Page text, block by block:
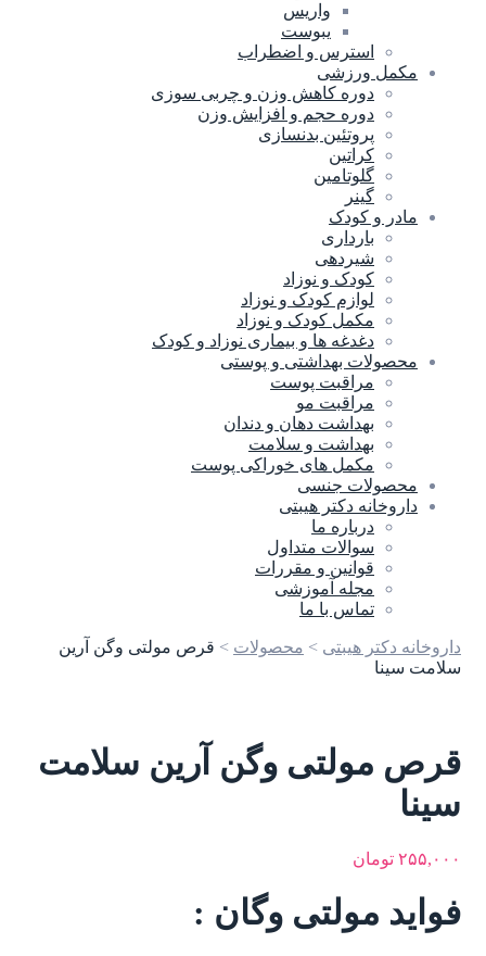
واریس
یبوست
استرس و اضطراب
مکمل ورزشی
دوره کاهش وزن و چربی سوزی
دوره حجم و افزایش وزن
پروتئین بدنسازی
کراتین
گلوتامین
گینر
مادر و کودک
بارداری
شیردهی
کودک و نوزاد
لوازم کودک و نوزاد
مکمل کودک و نوزاد
دغدغه ها و بیماری نوزاد و کودک
محصولات بهداشتی و پوستی
مراقبت پوست
مراقبت مو
بهداشت دهان و دندان
بهداشت و سلامت
مکمل های خوراکی پوست
محصولات جنسی
داروخانه دکتر هیبتی
درباره ما
سوالات متداول
قوانین و مقررات
مجله آموزشی
تماس با ما
داروخانه دکتر هیبتی > محصولات > قرص مولتی وگن آرین
سلامت سینا
قرص مولتی وگن آرین سلامت
سینا
۲۵۵,۰۰۰ تومان
فواید مولتی وگان :